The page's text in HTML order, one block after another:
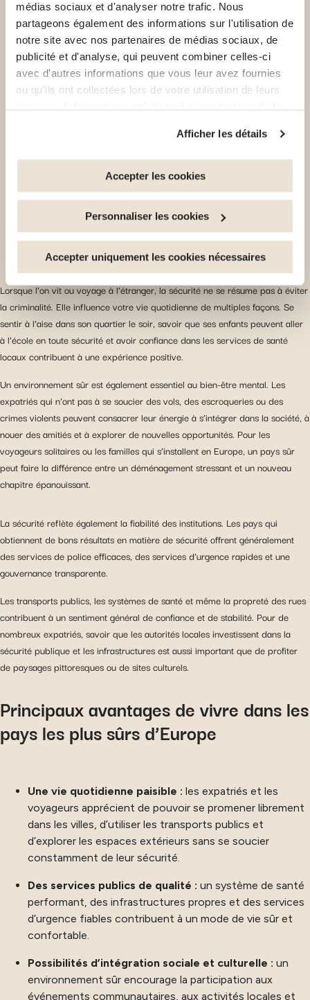
médias sociaux et d'analyser notre trafic. Nous
partageons également des informations sur l'utilisation de
notre site avec nos partenaires de médias sociaux, de
publicité et d'analyse, qui peuvent combiner celles-ci
avec d'autres informations que vous leur avez fournies
ou qu'ils ont collectées lors de votre utilisation de leurs
Vous avez la possibilité de retirer votre consentement à
bon fonctionnement du site. Notez que si vous
désactivez des cookies utilisés ici, il se peut que
certaines fonctionnalités ou parties de ce site Web ne
soient plus normalement accessibles. D'autres sont
utilisés pour : Améliorer votre expérience utilisateur, en
personnalisant vos fonctionnalités et en se souvenant de
vos choix. Mesurer l'audience en suivant le nombre de
visiteurs et en comprenant comment vous arrivez sur
notre site. Proposer des offres et services personnalisés
avec les réseaux sociaux utilisés et vous permettre de
visualiser du contenu hébergé sur un site externe.
Afficher les détails
Accepter les cookies
Personnaliser les cookies
Accepter uniquement les cookies nécessaires
Lorsque l’on vit ou voyage à l’étranger, la sécurité ne se résume pas à éviter
la criminalité. Elle influence votre vie quotidienne de multiples façons. Se
sentir à l’aise dans son quartier le soir, savoir que ses enfants peuvent aller
à l’école en toute sécurité et avoir confiance dans les services de santé
locaux contribuent à une expérience positive.
Un environnement sûr est également essentiel au bien-être mental. Les
expatriés qui n’ont pas à se soucier des vols, des escroqueries ou des
crimes violents peuvent consacrer leur énergie à s’intégrer dans la société, à
nouer des amitiés et à explorer de nouvelles opportunités. Pour les
voyageurs solitaires ou les familles qui s’installent en Europe, un pays sûr
peut faire la différence entre un déménagement stressant et un nouveau
chapitre épanouissant.
La sécurité reflète également la fiabilité des institutions. Les pays qui
obtiennent de bons résultats en matière de sécurité offrent généralement
des services de police efficaces, des services d’urgence rapides et une
gouvernance transparente.
Les transports publics, les systèmes de santé et même la propreté des rues
contribuent à un sentiment général de confiance et de stabilité. Pour de
nombreux expatriés, savoir que les autorités locales investissent dans la
sécurité publique et les infrastructures est aussi important que de profiter
de paysages pittoresques ou de sites culturels.
Principaux avantages de vivre dans les
pays les plus sûrs d’Europe
Une vie quotidienne paisible : les expatriés et les
voyageurs apprécient de pouvoir se promener librement
dans les villes, d’utiliser les transports publics et
d’explorer les espaces extérieurs sans se soucier
constamment de leur sécurité.
Des services publics de qualité : un système de santé
performant, des infrastructures propres et des services
d’urgence fiables contribuent à un mode de vie sûr et
confortable.
Possibilités d’intégration sociale et culturelle : un
environnement sûr encourage la participation aux
événements communautaires, aux activités locales et